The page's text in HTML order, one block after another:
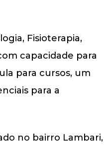
Fisioterapia,
capacidade para
para cursos, um
para a
no bairro Lambari,